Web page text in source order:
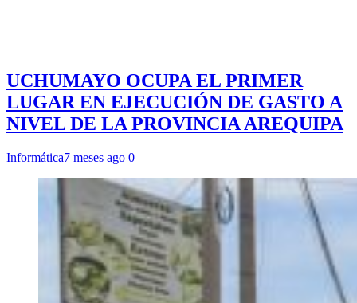
UCHUMAYO OCUPA EL PRIMER
LUGAR EN EJECUCIÓN DE GASTO A
NIVEL DE LA PROVINCIA AREQUIPA
Informática7 meses ago 0